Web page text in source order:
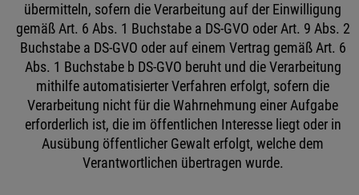
übermitteln, sofern die Verarbeitung auf der Einwilligung
gemäß Art. 6 Abs. 1 Buchstabe a DS-GVO oder Art. 9 Abs. 2
Buchstabe a DS-GVO oder auf einem Vertrag gemäß Art. 6
Abs. 1 Buchstabe b DS-GVO beruht und die Verarbeitung
mithilfe automatisierter Verfahren erfolgt, sofern die
Verarbeitung nicht für die Wahrnehmung einer Aufgabe
erforderlich ist, die im öffentlichen Interesse liegt oder in
Ausübung öffentlicher Gewalt erfolgt, welche dem
Verantwortlichen übertragen wurde.